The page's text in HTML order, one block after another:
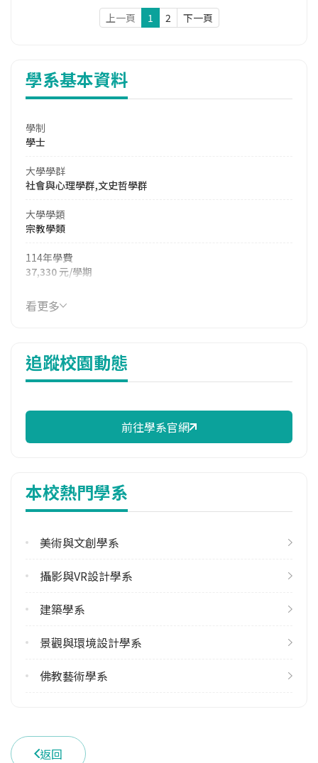
上一頁 1 2 下一頁
學系基本資料
學制
學士
大學學群
社會與心理學群,文史哲學群
大學學類
宗教學類
114年學費
37,330 元/學期
114年雜費
7,540 元/學期
(02)26632102 #4215
學系地址
看更多
追蹤校園動態
前往學系官網
本校熱門學系
美術與文創學系
攝影與VR設計學系
建築學系
景觀與環境設計學系
佛教藝術學系
返回